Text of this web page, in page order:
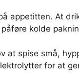
appetitten. At
kolde
at spise små,
for at